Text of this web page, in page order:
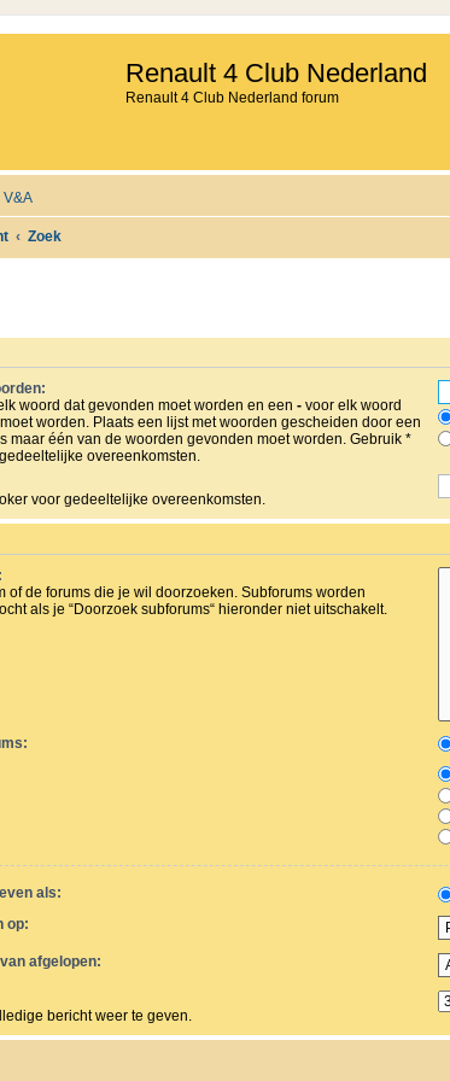
Renault 4 Club Nederland
Renault 4 Club Nederland forum
V&A
Zoek
woord dat gevonden moet worden en een - voor elk woord
worden. Plaats een lijst met woorden gescheiden door een
maar één van de woorden gevonden moet worden. Gebruik *
overeenkomsten.
voor gedeeltelijke overeenkomsten.
of de forums die je wil doorzoeken. Subforums worden
als je “Doorzoek subforums“ hieronder niet uitschakelt.
als:
op:
afgelopen:
bericht weer te geven.